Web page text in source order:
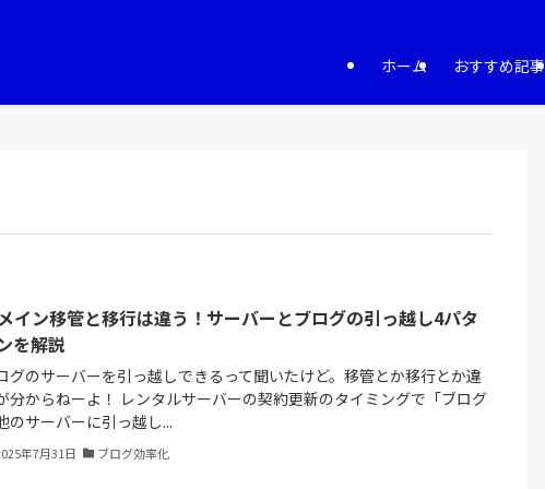
ホーム おすすめ記事
イン移管と移行は違う！サーバーとブログの引っ越し4パタ
を解説
グのサーバーを引っ越しできるって聞いたけど。移管とか移行とか違
分からねーよ！ レンタルサーバーの契約更新のタイミングで「ブログ
のサーバーに引っ越し...
年7月31日 ブログ効率化